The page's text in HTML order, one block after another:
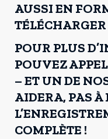
AUSSI EN
POUR PLUS
POUVEZ
– ET UN DE
AIDERA, PAS À
COMPLÈTE !